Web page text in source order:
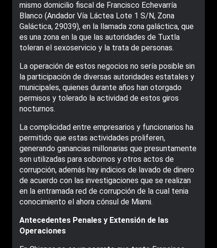
mismo domicilio fiscal de Francisco Echevarría
Blanco (Andador Vía Láctea Lote 1 S/N, Zona
Galáctica, 29039), en la llamada zona galáctica, que
es una zona en la que las autoridades de Tuxtla
toleran el sexoservicio y la trata de personas.
La operación de estos negocios no sería posible sin
la participación de diversas autoridades estatales y
municipales, quienes durante años han otorgado
permisos y tolerado la actividad de estos giros
nocturnos.
La complicidad entre empresarios y funcionarios ha
permitido que estas actividades proliferen,
generando ganancias millonarias que presuntamente
son utilizadas para sobornos y otros actos de
corrupción, además hay indicios de lavado de dinero
de acuerdo con las investigaciones que se realizan
en la entramada red de corrupción de la cual tenia
conocimiento el ahora cónsul de Miami.
Antecedentes Penales y Extensión de las
Operaciones